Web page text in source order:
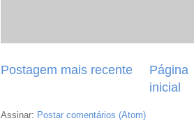
Postagem mais recente
Página
inicial
Assinar: Postar comentários (Atom)